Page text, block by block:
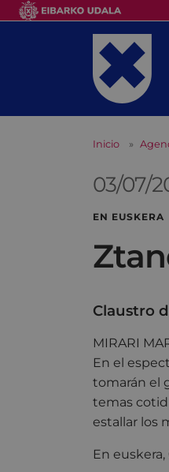
Inicio
03/07/
EN
Claustro
MIRARI
En el
tomarán el
temas
estallar los
En